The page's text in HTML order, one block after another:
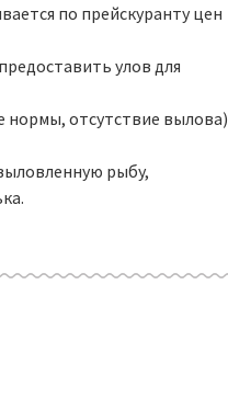
по прейскуранту цен
улов для
нормы, отсутствие вылова)
рыбу,